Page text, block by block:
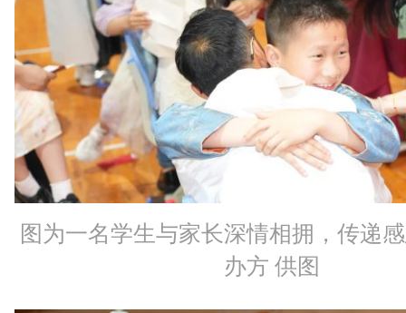
图为一名学生与家长深情相拥，传递
办方 供图